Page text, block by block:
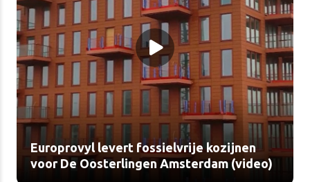
Europrovyl levert fossielvrije kozijnen
voor De Oosterlingen Amsterdam (video)